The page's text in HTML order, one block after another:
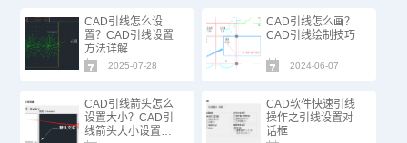
CAD引线怎么设
置？CAD引线设置
方法详解
2025-07-28
CAD引线怎么画？
CAD引线绘制技巧
2024-06-07
CAD引线箭头怎么
设置大小？CAD引
线箭头大小设置步
CAD软件快速引线
操作之引线设置对
话框